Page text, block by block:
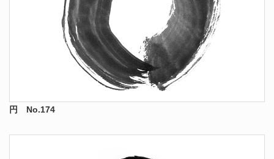
円 No.174